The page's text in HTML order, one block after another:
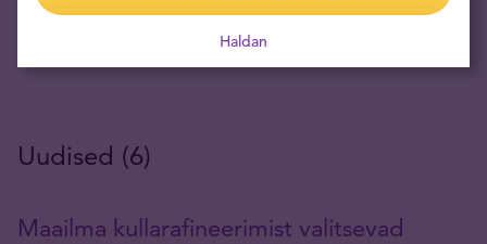
Uudised (6)
Maailma kullarafineerimist valitsevad
Haldan